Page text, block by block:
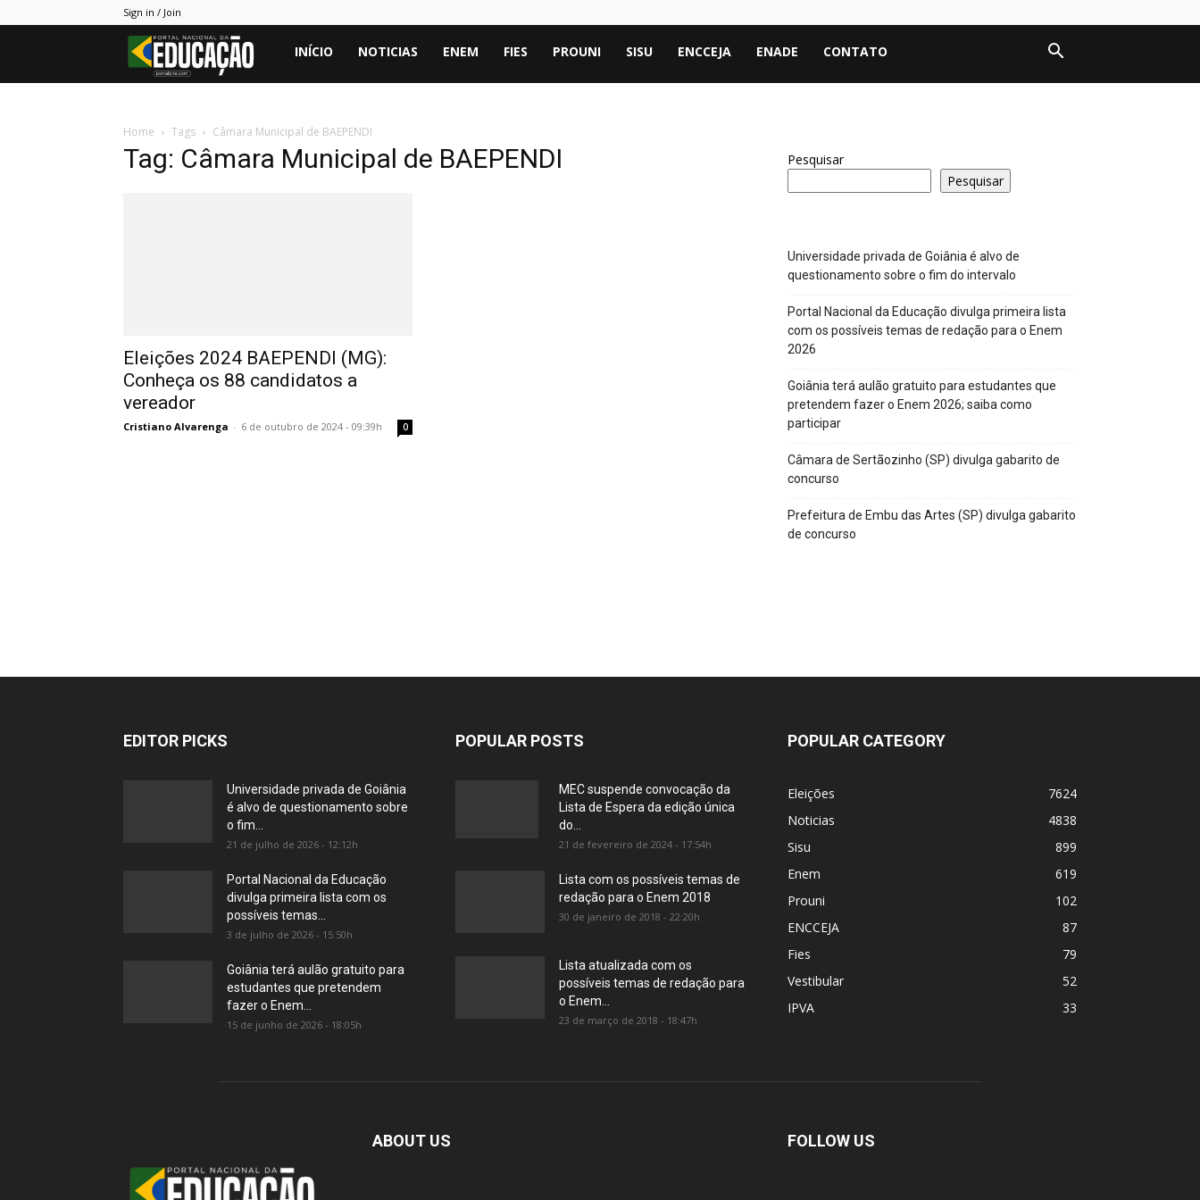
Sign in / Join
Portal
INÍCIO NOTICIAS ENEM FIES PROUNI SISU ENCCEJA ENADE CONTATO
Home Tags Câmara Municipal de BAEPENDI
Tag: Câmara Municipal de BAEPENDI
Eleições 2024 BAEPENDI (MG):
Conheça os 88 candidatos a
vereador
Cristiano Alvarenga - 6 de outubro de 2024 - 09:39h 0
Pesquisar
Pesquisar
Universidade privada de Goiânia é alvo de
questionamento sobre o fim do intervalo
Portal Nacional da Educação divulga primeira lista
com os possíveis temas de redação para o Enem
2026
Goiânia terá aulão gratuito para estudantes que
pretendem fazer o Enem 2026; saiba como
participar
Câmara de Sertãozinho (SP) divulga gabarito de
concurso
Prefeitura de Embu das Artes (SP) divulga gabarito
de concurso
EDITOR PICKS
Universidade privada de Goiânia
é alvo de questionamento sobre
o fim...
21 de julho de 2026 - 12:12h
Portal Nacional da Educação
divulga primeira lista com os
possíveis temas...
3 de julho de 2026 - 15:50h
Goiânia terá aulão gratuito para
estudantes que pretendem
fazer o Enem...
15 de junho de 2026 - 18:05h
POPULAR POSTS
MEC suspende convocação da
Lista de Espera da edição única
do...
21 de fevereiro de 2024 - 17:54h
Lista com os possíveis temas de
redação para o Enem 2018
30 de janeiro de 2018 - 22:20h
Lista atualizada com os
possíveis temas de redação para
o Enem...
23 de março de 2018 - 18:47h
POPULAR CATEGORY
Eleições
7624
Noticias
4838
Sisu
899
Enem
619
Prouni
102
ENCCEJA
87
Fies
79
Vestibular
52
IPVA
33
ABOUT US FOLLOW US